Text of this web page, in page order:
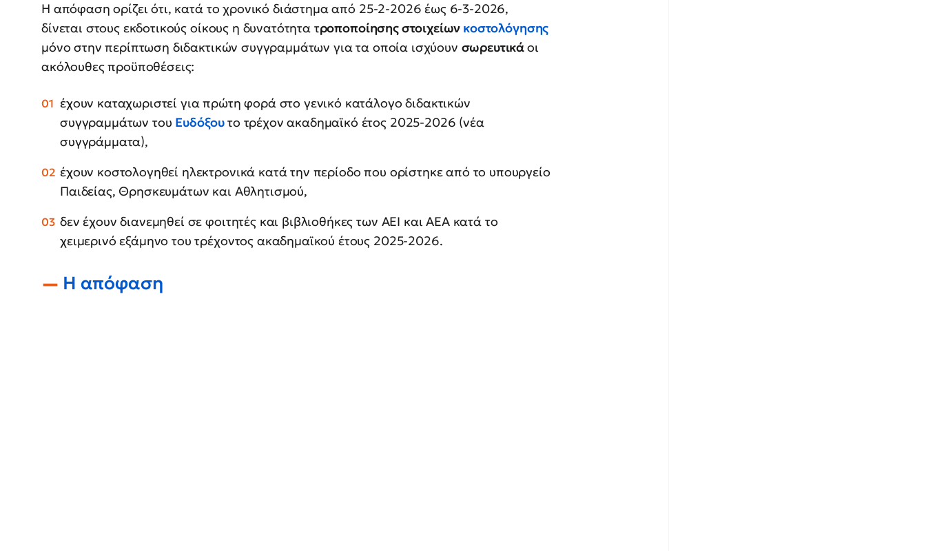
Η απόφαση ορίζει ότι, κατά το χρονικό διάστημα από 25-2-2026 έως 6-3-2026,
δίνεται στους εκδοτικούς οίκους η δυνατότητα τροποποίησης στοιχείων κοστολόγησης
μόνο στην περίπτωση διδακτικών συγγραμμάτων για τα οποία ισχύουν σωρευτικάοι
ακόλουθες προϋποθέσεις:
έχουν καταχωριστεί για πρώτη φορά στο γενικό κατάλογο διδακτικών
συγγραμμάτων του Ευδόξουτο τρέχον ακαδημαϊκό έτος 2025-2026 (νέα
συγγράμματα),
έχουν κοστολογηθεί ηλεκτρονικά κατά την περίοδο που ορίστηκε από το υπουργείο
Παιδείας, Θρησκευμάτων και Αθλητισμού,
δεν έχουν διανεμηθεί σε φοιτητές και βιβλιοθήκες των ΑΕΙ και ΑΕΑ κατά το
χειμερινό εξάμηνο του τρέχοντος ακαδημαϊκού έτους 2025-2026.
Η απόφαση